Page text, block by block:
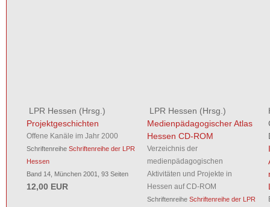
LPR Hessen (Hrsg.)
Projektgeschichten
Offene Kanäle im Jahr 2000
Schriftenreihe Schriftenreihe der LPR
Hessen
Band 14, München 2001, 93 Seiten
12,00 EUR
LPR Hessen (Hrsg.)
Medienpädagogischer Atlas
Hessen CD-ROM
Verzeichnis der
medienpädagogischen
Aktivitäten und Projekte in
Hessen auf CD-ROM
SchriftenreiheSchriftenreihe der LPR